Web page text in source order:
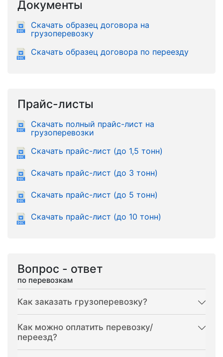
Документы
Скачать образец договора на
грузоперевозку
Скачать образец договора по переезду
Прайс-листы
Скачать полный прайс-лист на
грузоперевозки
Скачать прайс-лист (до 1,5 тонн)
Скачать прайс-лист (до 3 тонн)
Скачать прайс-лист (до 5 тонн)
Скачать прайс-лист (до 10 тонн)
Вопрос - ответ
по перевозкам
Как заказать грузоперевозку?
Как можно оплатить перевозку/
переезд?